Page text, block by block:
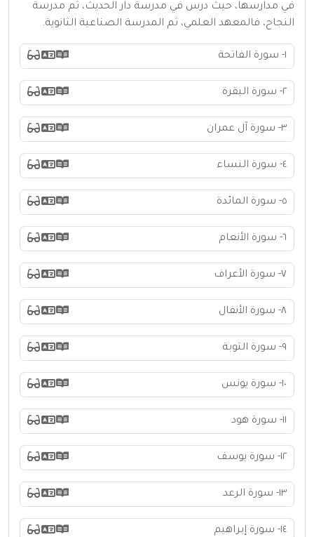
في مدارسها، حيث درس في مدرسة دار الحديث، ثم مدرسة
النجاح، فالمعهد العلمي، ثم المدرسة الصناعية الثانوية.
١- سورة الفاتحة
٢- سورة البقرة
٣- سورة آل عمران
٤- سورة النساء
٥- سورة المائدة
٦- سورة الأنعام
٧- سورة الأعراف
٨- سورة الأنفال
٩- سورة التوبة
١٠- سورة يونس
١١- سورة هود
١٢- سورة يوسف
١٣- سورة الرعد
١٤- سورة إبراهيم